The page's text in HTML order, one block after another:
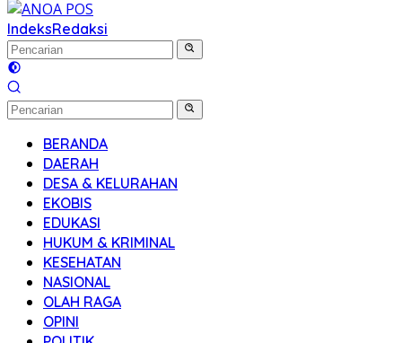
IndeksRedaksi
BERANDA
DAERAH
DESA & KELURAHAN
EKOBIS
EDUKASI
HUKUM & KRIMINAL
KESEHATAN
NASIONAL
OLAH RAGA
OPINI